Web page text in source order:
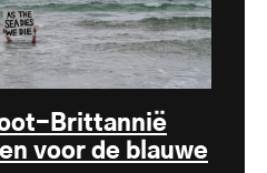
Brittannië
voor de blauwe